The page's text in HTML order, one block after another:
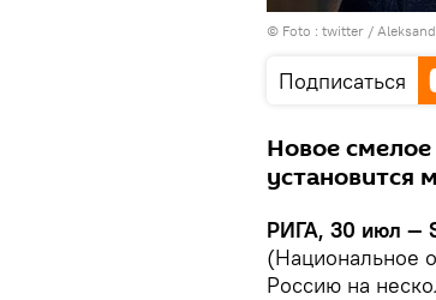
© Foto : twitter /
Подписаться
Новое
установится
РИГА, 30 июл —
(Национальное
Россию на